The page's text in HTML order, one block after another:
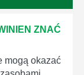
ZNAĆ
mogą okazać